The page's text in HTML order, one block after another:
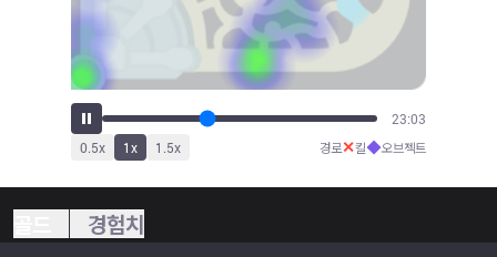
25:42
0.5x 1x 1.5x 경로✕킬◆오브젝트
경험치